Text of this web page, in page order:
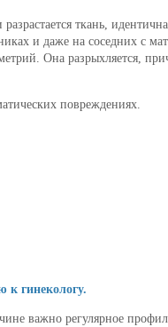
ткань,
и даже на соседних с
Она разрыхляется,
повреждениях.
к гинекологу.
важно регулярное